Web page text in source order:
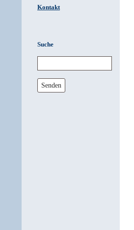
Kontakt
Suche
Senden